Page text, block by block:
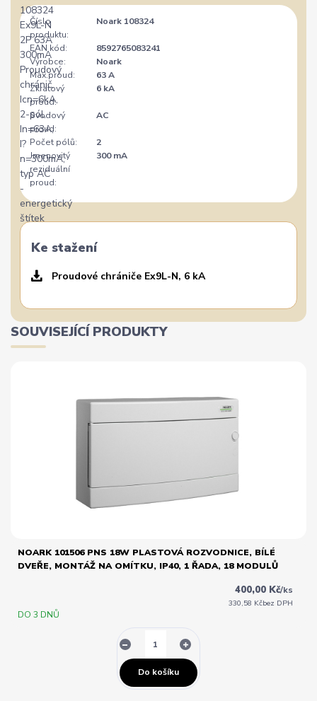
Číslo
produktu:
Noark 108324
EAN kód:
8592765083241
Výrobce:
Noark
Max.proud:
63 A
Zkratový
proud:
6 kA
Svodový
proud:
AC
Počet pólů:
2
Jmenovitý
reziduální
proud:
300 mA
Ke stažení
Proudové chrániče Ex9L-N, 6 kA
SOUVISEJÍCÍ PRODUKTY
NOARK 101506 PNS 18W PLASTOVÁ ROZVODNICE, BÍLÉ
DVEŘE, MONTÁŽ NA OMÍTKU, IP40, 1 ŘADA, 18 MODULŮ
400,00 Kč/ks
330,58 Kčbez DPH
DO 3 DNŮ
Do košíku